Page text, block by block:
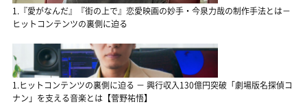
1.『愛がなんだ』『街の上で』恋愛映画の妙手・今泉力哉の制作手法とは－
ヒットコンテンツの裏側に迫る
1.ヒットコンテンツの裏側に迫る － 興行収入130億円突破「劇場版名探偵コ
ナン」を支える音楽とは【菅野祐悟】